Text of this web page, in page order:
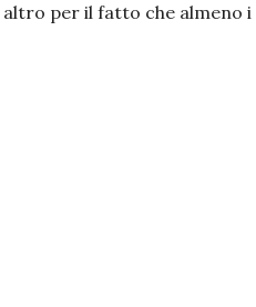
per il fatto che almeno i